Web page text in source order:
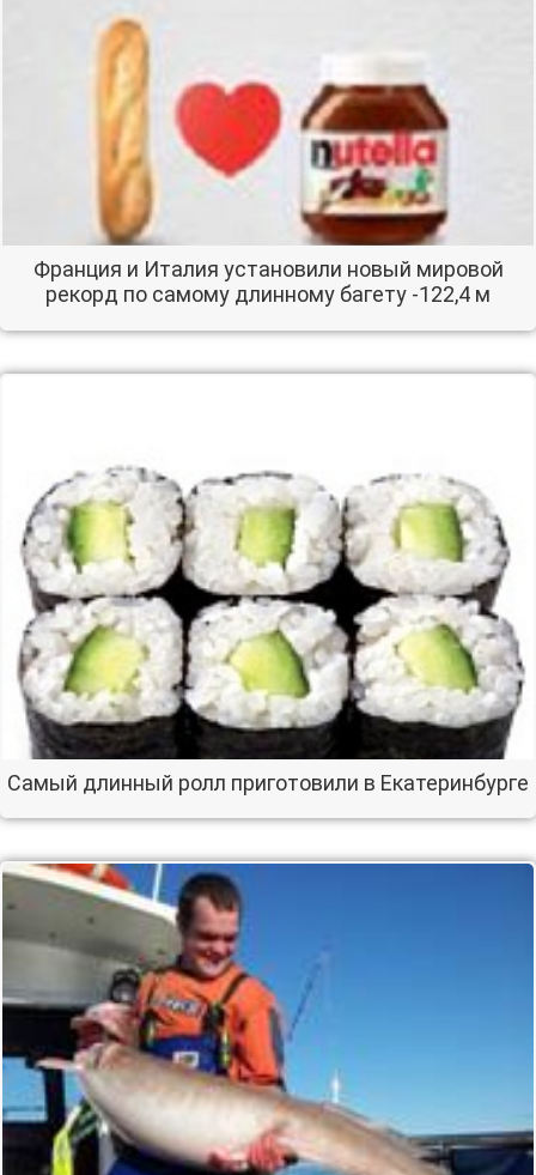
Франция и Италия установили новый мировой
рекорд по самому длинному багету -122,4 м
Самый длинный ролл приготовили в Екатеринбурге